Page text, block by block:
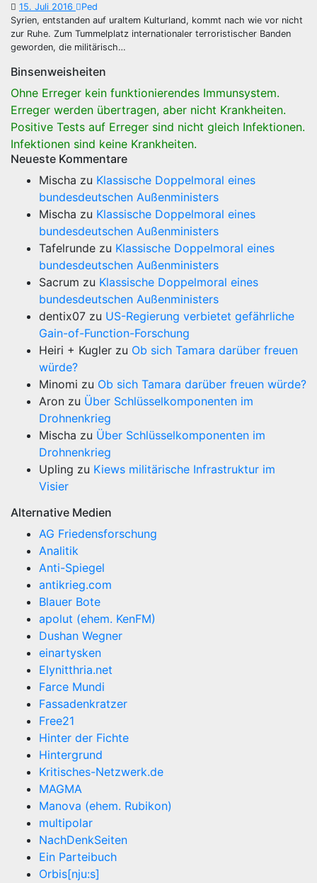
15. Juli 2016
Ped
Syrien, entstanden auf uraltem Kulturland, kommt nach wie vor nicht
zur Ruhe. Zum Tummelplatz internationaler terroristischer Banden
geworden, die militärisch…
Binsenweisheiten
Ohne Erreger kein funktionierendes Immunsystem.
Erreger werden übertragen, aber nicht Krankheiten.
Positive Tests auf Erreger sind nicht gleich Infektionen.
Infektionen sind keine Krankheiten.
Neueste Kommentare
Mischa zu Klassische Doppelmoral eines
bundesdeutschen Außenministers
Mischa zu Klassische Doppelmoral eines
bundesdeutschen Außenministers
Tafelrunde zu Klassische Doppelmoral eines
bundesdeutschen Außenministers
Sacrum zu Klassische Doppelmoral eines
bundesdeutschen Außenministers
dentix07 zu US-Regierung verbietet gefährliche
Gain-of-Function-Forschung
Heiri + Kugler zu Ob sich Tamara darüber freuen
würde?
Minomi zu Ob sich Tamara darüber freuen würde?
Aron zu Über Schlüsselkomponenten im
Drohnenkrieg
Mischa zu Über Schlüsselkomponenten im
Drohnenkrieg
Upling zu Kiews militärische Infrastruktur im
Visier
Alternative Medien
AG Friedensforschung
Analitik
Anti-Spiegel
antikrieg.com
Blauer Bote
apolut (ehem. KenFM)
Dushan Wegner
einartysken
Elynitthria.net
Farce Mundi
Fassadenkratzer
Free21
Hinter der Fichte
Hintergrund
Kritisches-Netzwerk.de
MAGMA
Manova (ehem. Rubikon)
multipolar
NachDenkSeiten
Ein Parteibuch
Orbis[nju:s]